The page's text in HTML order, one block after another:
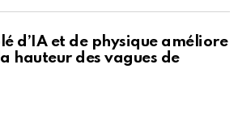
d’IA et de physique améliore
hauteur des vagues de